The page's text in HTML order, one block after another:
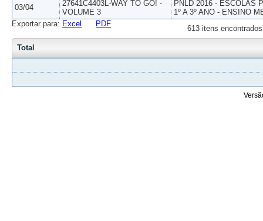
03/04
27641C4403L-WAY TO GO! -
VOLUME 3
PNLD 2016 - ESCOLAS
1º A 3º ANO - ENSINO
613 itens
Exportar para: Excel PDF
Total